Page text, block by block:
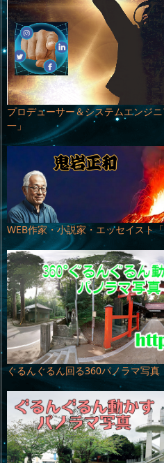
プロデューサー＆システムエンジ
一」
WEB作家・小説家・エッセイスト
ぐるんぐるん回る360パノラマ写真